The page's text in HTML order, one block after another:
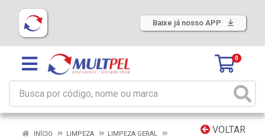
Baixe já nosso APP
0
VOLTAR
INÍCIO LIMPEZA
LIMPEZA GERAL